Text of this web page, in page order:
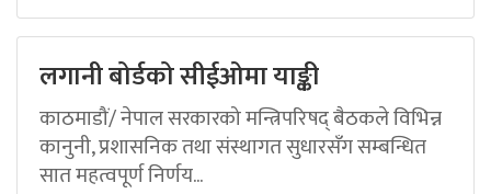
लगानी बोर्डको सीईओमा याङ्की
काठमाडौं/ नेपाल सरकारको मन्त्रिपरिषद् बैठकले विभिन्न
कानुनी, प्रशासनिक तथा संस्थागत सुधारसँग सम्बन्धित
सात महत्वपूर्ण निर्णय...